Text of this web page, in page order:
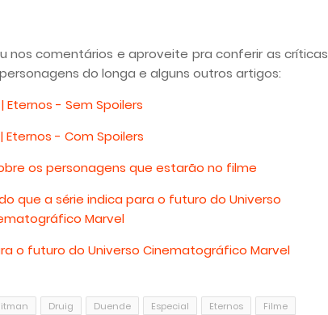
nos comentários e aproveite pra conferir as críticas
do longa e alguns outros artigos:
Eternos - Sem Spoilers
Eternos - Com Spoilers
os personagens que estarão no filme
que a série indica para o futuro do Universo
Marvel
o futuro do Universo Cinematográfico Marvel
Druig Duende Especial Eternos Filme